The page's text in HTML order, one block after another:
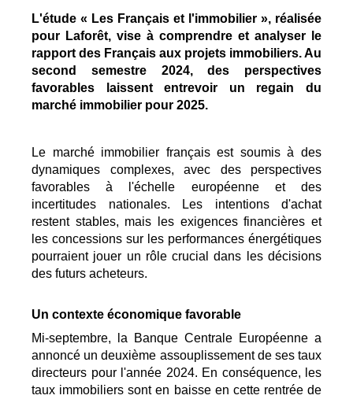
L'étude « Les Français et l'immobilier », réalisée
pour Laforêt, vise à comprendre et analyser le
rapport des Français aux projets immobiliers. Au
second semestre 2024, des perspectives
favorables laissent entrevoir un regain du
marché immobilier pour 2025.
Le marché immobilier français est soumis à des
dynamiques complexes, avec des perspectives
favorables à l'échelle européenne et des
incertitudes nationales. Les intentions d'achat
restent stables, mais les exigences financières et
les concessions sur les performances énergétiques
pourraient jouer un rôle crucial dans les décisions
des futurs acheteurs.
Un contexte économique favorable
Mi-septembre, la Banque Centrale Européenne a
annoncé un deuxième assouplissement de ses taux
directeurs pour l'année 2024. En conséquence, les
taux immobiliers sont en baisse en cette rentrée de